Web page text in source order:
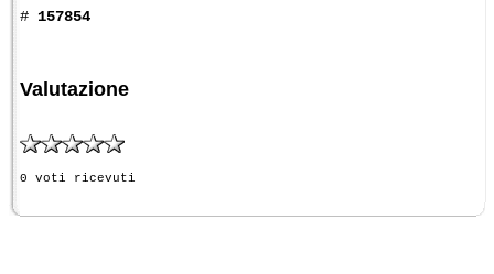
# 157854
Valutazione
0 voti ricevuti